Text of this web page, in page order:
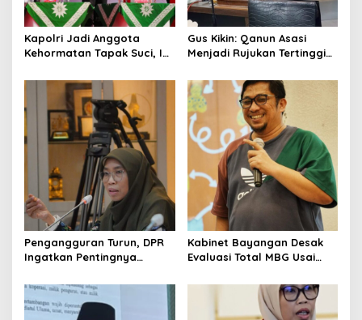
Kapolri Jadi Anggota
Kehormatan Tapak Suci, Ini
Gus Kikin: Qanun Asasi
Menjadi Rujukan Tertinggi
Pengangguran Turun, DPR
Ingatkan Pentingnya
yang Layak
Kabinet Bayangan Desak
Evaluasi Total MBG Usai
Massal